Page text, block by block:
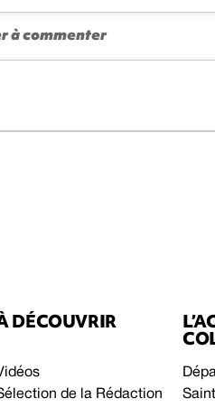
DÉCOUVRIR
de la Rédaction